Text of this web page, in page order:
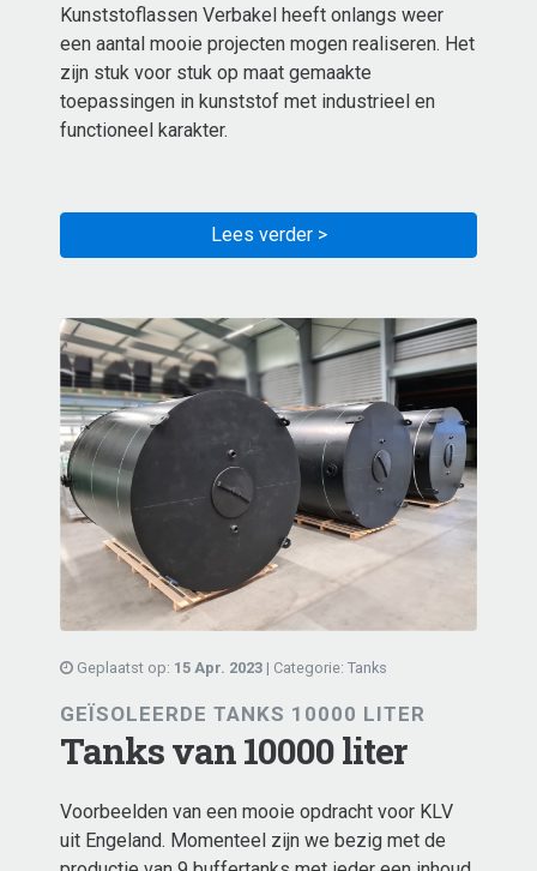
Kunststoflassen Verbakel heeft onlangs weer
een aantal mooie projecten mogen realiseren. Het
zijn stuk voor stuk op maat gemaakte
toepassingen in kunststof met industrieel en
functioneel karakter.
Lees verder >
Geplaatst op: 15 Apr. 2023 | Categorie: Tanks
GEÏSOLEERDE TANKS 10000 LITER
Tanks van 10000 liter
Voorbeelden van een mooie opdracht voor KLV
uit Engeland. Momenteel zijn we bezig met de